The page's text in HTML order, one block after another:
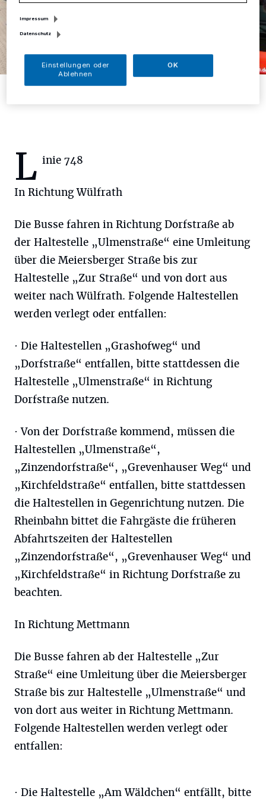
L inie 748
In Richtung Wülfrath
Die Busse fahren in Richtung Dorfstraße ab
der Haltestelle „Ulmenstraße“ eine Umleitung
über die Meiersberger Straße bis zur
Haltestelle „Zur Straße“ und von dort aus
weiter nach Wülfrath. Folgende Haltestellen
werden verlegt oder entfallen:
· Die Haltestellen „Grashofweg“ und
„Dorfstraße“ entfallen, bitte stattdessen die
Haltestelle „Ulmenstraße“ in Richtung
Dorfstraße nutzen.
· Von der Dorfstraße kommend, müssen die
Haltestellen „Ulmenstraße“,
„Zinzendorfstraße“, „Grevenhauser Weg“ und
„Kirchfeldstraße“ entfallen, bitte stattdessen
die Haltestellen in Gegenrichtung nutzen. Die
Rheinbahn bittet die Fahrgäste die früheren
Abfahrtszeiten der Haltestellen
„Zinzendorfstraße“, „Grevenhauser Weg“ und
„Kirchfeldstraße“ in Richtung Dorfstraße zu
beachten.
In Richtung Mettmann
Die Busse fahren ab der Haltestelle „Zur
Straße“ eine Umleitung über die Meiersberger
Straße bis zur Haltestelle „Ulmenstraße“ und
von dort aus weiter in Richtung Mettmann.
Folgende Haltestellen werden verlegt oder
entfallen:
· Die Haltestelle „Am Wäldchen“ entfällt, bitte
Impressum
Datenschutz
Einstellungen oder
Ablehnen
OK